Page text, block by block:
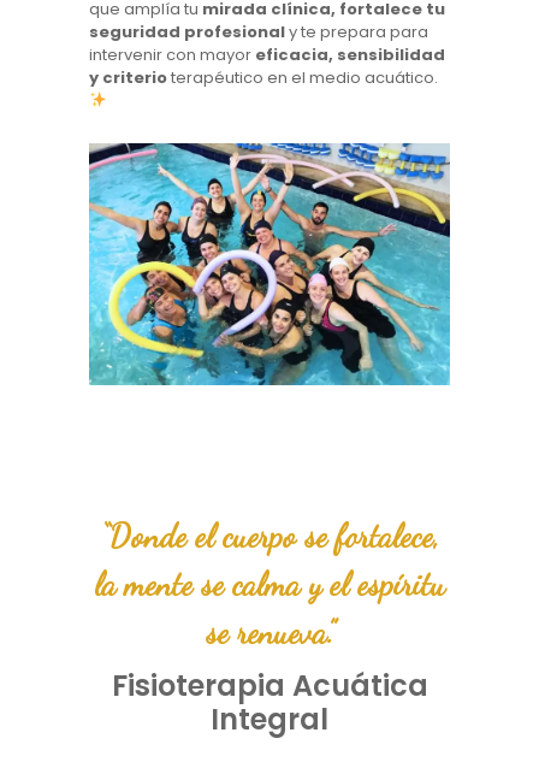
que amplía tu mirada clínica, fortalece tu
seguridad profesionaly te prepara para
intervenir con mayor eficacia, sensibilidad
y criterioterapéutico en el medio acuático.
“Donde el cuerpo se fortalece,
la mente se calma y el espíritu
se renueva.”
Fisioterapia Acuática
Integral